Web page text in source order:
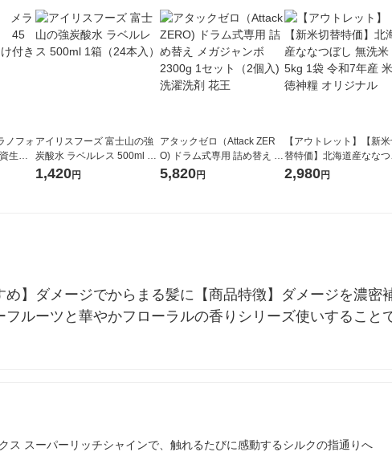
ノフォ
生
アイリスフーズ 富士山の強
炭酸水 ラベルレス 500ml 1
箱（24本入）
1,420円
アタックゼロ（Attack ZER
O) ドラム式専用 詰め替え メ
ガジャンボ 2300g 1セット
（2個入) 洗濯洗剤 花王
5,820円
【アウトレット】【新米
替特価】北海道産ななつ
し 無洗米 5kg 1袋 令和7
米 木徳神糧 オリジナル
2,980円
】ダメージでからまる髪に【商品特徴】ダメージを濃密
ルーツと華やかフローラルの香りシリーズ使いすること
ス スーパーリッチシャインで、触れるたびに感動するシルクの指通りへ